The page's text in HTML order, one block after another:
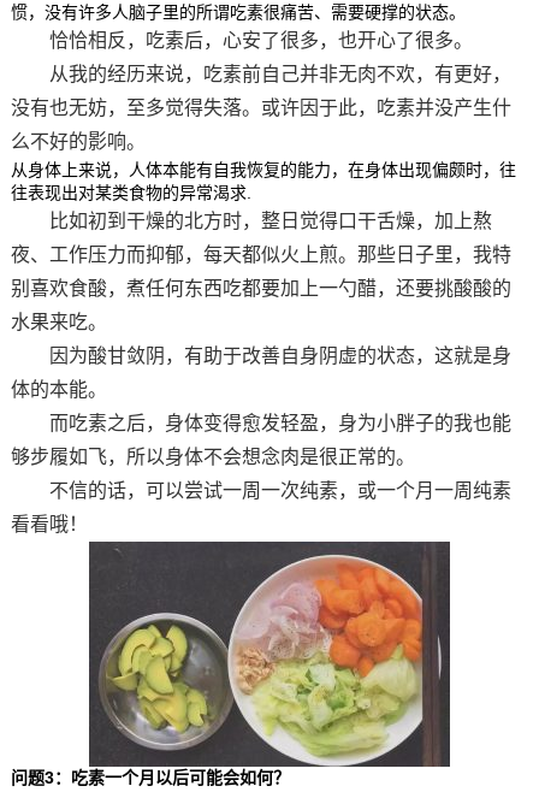
惯，没有许多人脑子里的所谓吃素很痛苦、需要硬撑的状态。
恰恰相反，吃素后，心安了很多，也开心了很多。
从我的经历来说，吃素前自己并非无肉不欢，有更好，
没有也无妨，至多觉得失落。或许因于此，吃素并没产生什
么不好的影响。
从身体上来说，人体本能有自我恢复的能力，在身体出现偏颇时，往
往表现出对某类食物的异常渴求.
比如初到干燥的北方时，整日觉得口干舌燥，加上熬
夜、工作压力而抑郁，每天都似火上煎。那些日子里，我特
别喜欢食酸，煮任何东西吃都要加上一勺醋，还要挑酸酸的
水果来吃。
因为酸甘敛阴，有助于改善自身阴虚的状态，这就是身
体的本能。
而吃素之后，身体变得愈发轻盈，身为小胖子的我也能
够步履如飞，所以身体不会想念肉是很正常的。
不信的话，可以尝试一周一次纯素，或一个月一周纯素
看看哦！
问题3：吃素一个月以后可能会如何？